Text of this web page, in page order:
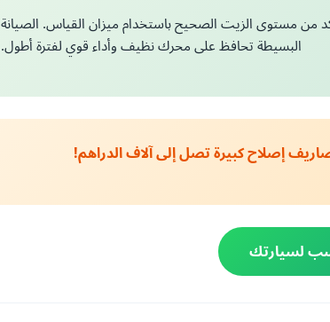
من مستوى الزيت الصحيح باستخدام ميزان القياس. الصيانة
البسيطة تحافظ على محرك نظيف وأداء قوي لفترة أطول.
إصلاح كبيرة تصل إلى آلاف الدراهم!
لسيارتك